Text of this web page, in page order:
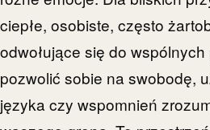
ciepłe, osobiste, często
odwołujące się do
pozwolić sobie na swobodę,
języka czy wspomnień